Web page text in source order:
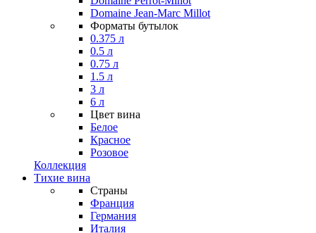
Domaine Jean-Marc Millot
Форматы бутылок
0.375 л
0.5 л
0.75 л
1.5 л
3 л
6 л
Цвет вина
Белое
Красное
Розовое
Коллекция
Тихие вина
Страны
Франция
Германия
Италия